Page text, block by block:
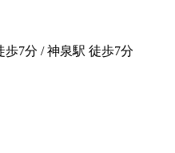
7分 / 神泉駅 徒歩7分